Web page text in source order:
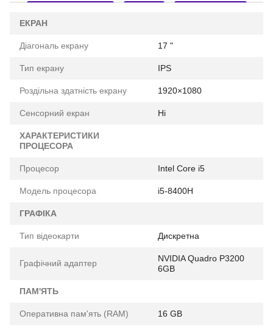
ЕКРАН
Діагональ екрану 17 "
Тип екрану IPS
Роздільна здатність екрану 1920×1080
Сенсорний екран Ні
ХАРАКТЕРИСТИКИ
ПРОЦЕСОРА
Процесор Intel Core i5
Модель процесора i5-8400H
ГРАФІКА
Тип відеокарти Дискретна
Графічний адаптер
NVIDIA Quadro P3200
6GB
ПАМ'ЯТЬ
Оперативна пам'ять (RAM) 16 GB